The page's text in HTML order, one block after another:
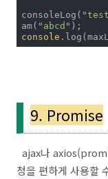
consoleLog(
am( "abcd"
console
9. Promise
ajax나
청을 편하게 사용할